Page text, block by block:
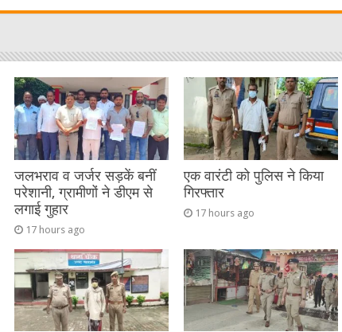
ss
n
g
er
at
A
p
p
जलभराव व जर्जर सड़कें बनीं
परेशानी, ग्रामीणों ने डीएम से
लगाई गुहार
17 hours ago
एक वारंटी को पुलिस ने किया
गिरफ्तार
17 hours ago